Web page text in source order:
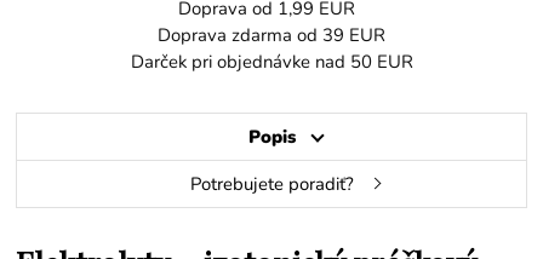
Doprava od 1,99 EUR
Doprava zdarma od 39 EUR
Darček pri objednávke nad 50 EUR
Popis
Potrebujete poradiť?